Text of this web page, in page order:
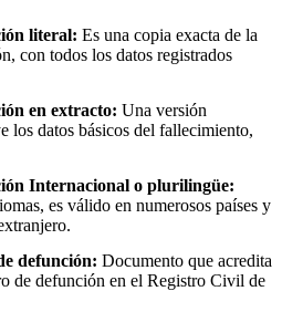
literal: Es una copia exacta de la
con todos los datos registrados
en extracto: Una versión
los datos básicos del fallecimiento,
Internacional o plurilingüe:
es válido en numerosos países y
defunción: Documento que acredita
de defunción en el Registro Civil de